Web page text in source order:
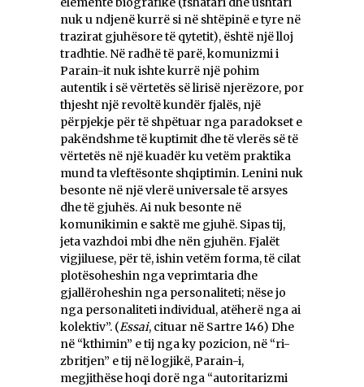
nuk u ndjenë kurrë si në shtëpinë e tyre në
trazirat gjuhësore të qytetit), është një lloj
tradhtie. Në radhë të parë, komunizmi i
Parain-it nuk ishte kurrë një pohim
autentik i së vërtetës së lirisë njerëzore, por
thjesht një revoltë kundër fjalës, një
përpjekje për të shpëtuar nga paradokset e
pakëndshme të kuptimit dhe të vlerës së të
vërtetës në një kuadër ku vetëm praktika
mund ta vleftësonte shqiptimin. Lenini nuk
besonte në një vlerë universale të arsyes
dhe të gjuhës. Ai nuk besonte në
komunikimin e saktë me gjuhë. Sipas tij,
jeta vazhdoi mbi dhe nën gjuhën. Fjalët
vigjiluese, për të, ishin vetëm forma, të cilat
plotësoheshin nga veprimtaria dhe
gjallëroheshin nga personaliteti; nëse jo
nga personaliteti individual, atëherë nga ai
kolektiv”. (Essai, cituar në Sartre 146) Dhe
në “kthimin” e tij nga ky pozicion, në “ri-
zbritjen” e tij në logjikë, Parain-i,
megjithëse hoqi dorë nga “autoritarizmi